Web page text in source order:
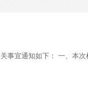
事宜通知如下： 一、本